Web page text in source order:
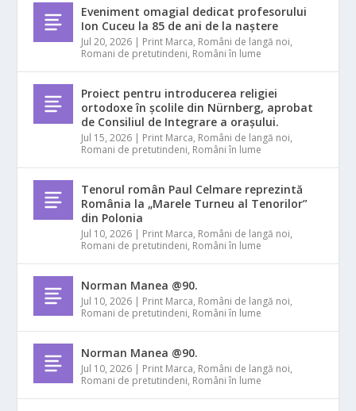
Eveniment omagial dedicat profesorului
Ion Cuceu la 85 de ani de la naștere
Jul 20, 2026 | Print Marca, Români de langă noi,
Romani de pretutindeni, Români în lume
Proiect pentru introducerea religiei
ortodoxe în școlile din Nürnberg, aprobat
de Consiliul de Integrare a orașului.
Jul 15, 2026 | Print Marca, Români de langă noi,
Romani de pretutindeni, Români în lume
Tenorul român Paul Celmare reprezintă
România la „Marele Turneu al Tenorilor”
din Polonia
Jul 10, 2026 | Print Marca, Români de langă noi,
Romani de pretutindeni, Români în lume
Norman Manea @90.
Jul 10, 2026 | Print Marca, Români de langă noi,
Romani de pretutindeni, Români în lume
Norman Manea @90.
Jul 10, 2026 | Print Marca, Români de langă noi,
Romani de pretutindeni, Români în lume